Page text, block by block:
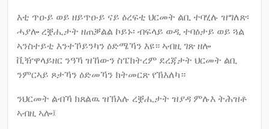
እቲ ጥዑይ ወይ ዘይጥዑይ ናይ ዕረፍቲ ህርመት ልቢ ተባሂሉ ዝግለጽ፡
ሓያሎ ረቛሒታት ዘጠቓልል ኮይኑ፡ ብፍላይ ወዲ ተባዕታይ ወይ ጓል
ኣንስተይቲ እንተኾይንካን ዕድሜኻን እዩ። ኣብዚ ገጽ ዘሎ
ቪዥዋላይዘር ንዓኻ ዝኸውን ስፔክትረም ደረጃታት ህርመት ልቢ
ንምርኣይ ጾታኻን ዕድመኻን ክትመርጽ የኽእለካ።
ንህርመት ልብኻ ክጸልዉ ዝኽእሉ ረቛሒታት ዝያዳ ምሉእ ትሕዝቶ
ኣብዚ ኣሎ፤